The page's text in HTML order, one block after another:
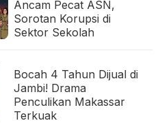
Ancam Pecat ASN,
Sorotan Korupsi di
Sektor Sekolah
Bocah 4 Tahun Dijual di
Jambi! Drama
Penculikan Makassar
Terkuak